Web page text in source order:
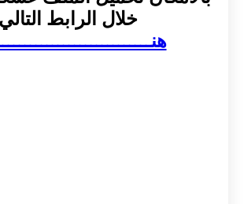
خلال الرابط التالي